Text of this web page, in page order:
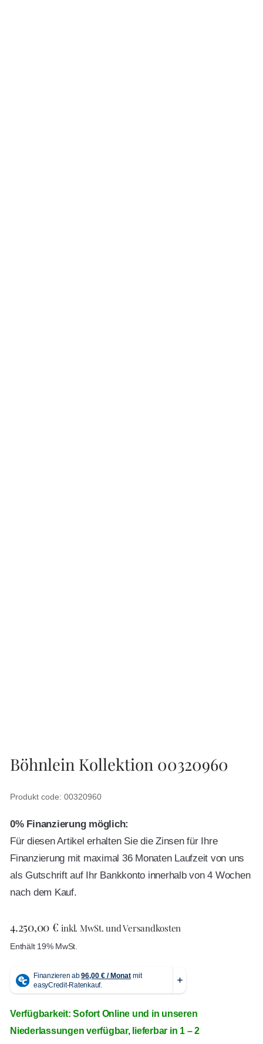
Böhnlein Kollektion 00320960
Produkt code: 00320960
0% Finanzierung möglich:
Für diesen Artikel erhalten Sie die Zinsen für Ihre
Finanzierung mit maximal 36 Monaten Laufzeit von uns
als Gutschrift auf Ihr Bankkonto innerhalb von 4 Wochen
nach dem Kauf.
4.250,00€ inkl. MwSt. und Versandkosten
Enthält 19% MwSt.
Verfügbarkeit: Sofort Online und in unseren
Niederlassungen verfügbar, lieferbar in 1 – 2